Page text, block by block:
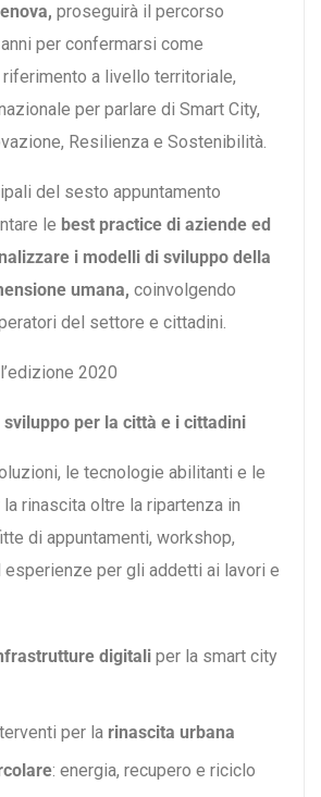
proseguirà il percorso
per confermarsi come
a livello territoriale,
per parlare di Smart City,
Resilienza e Sostenibilità.
del sesto appuntamento
le best practice di aziende ed
i modelli di sviluppo della
umana, coinvolgendo
del settore e cittadini.
2020
sviluppo per la città e i cittadini
le tecnologie abilitanti e le
rinascita oltre la ripartenza in
di appuntamenti, workshop,
per gli addetti ai lavori e
digitali per la smart city
per la rinascita urbana
: energia, recupero e riciclo